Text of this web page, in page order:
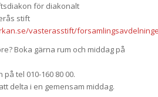
för diakonalt
stift
vasterasstift/
Boka gärna rum och middag på
tel 010-160 80 00.
delta i en gemensam middag.